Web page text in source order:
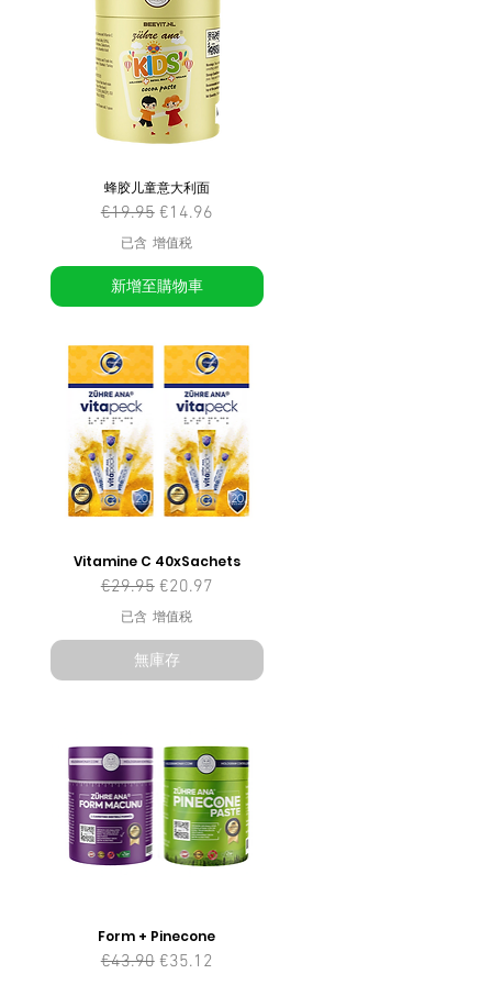
蜂胶儿童意大利面
一般價格
€19.95 促銷價格
€14.96
已含 增值税
新增至購物車
Vitamine C 40xSachets
一般價格
€29.95 促銷價格
€20.97
已含 增值税
無庫存
Form + Pinecone
一般價格
€43.90 促銷價格
€35.12